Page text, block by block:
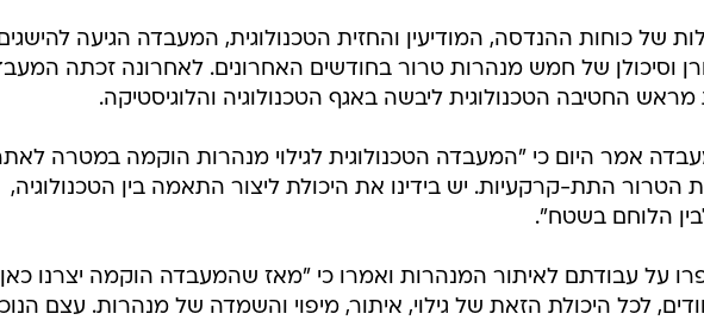
של כוחות ההנדסה, המודיעין והחזית הטכנולוגית, המעבדה הגיעה
וסיכולן של חמש מנהרות טרור בחודשים האחרונים. לאחרונה זכתה
מראש החטיבה הטכנולוגית ליבשה באגף הטכנולוגיה והלוגיסטיקה.
אמר היום כי "המעבדה הטכנולוגית לגילוי מנהרות הוקמה במטרה
הטרור התת-קרקעיות. יש בידינו את היכולת ליצור התאמה בין הטכנולוגיה,
הלוחם בשטח".
על עבודתם לאיתור המנהרות ואמרו כי "מאז שהמעבדה הוקמה יצרנו כאן
לכל היכולת הזאת של גילוי, איתור, מיפוי והשמדה של מנהרות. עצם